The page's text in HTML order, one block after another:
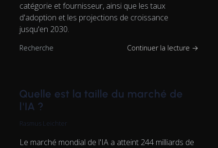
catégorie et fournisseur, ainsi que les taux
d'adoption et les projections de croissance
jusqu'en 2030.
Recherche Continuer la lecture →
Quelle est la taille du marché de
l'IA ?
Rasmus Leichter
Le marché mondial de l'IA a atteint 244 milliards de